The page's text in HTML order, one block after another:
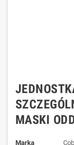
MASKI
Marka